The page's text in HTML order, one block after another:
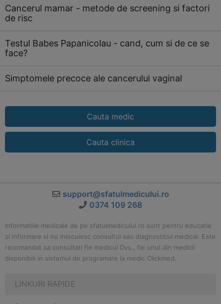
Cancerul mamar - metode de screening si factori
de risc
Testul Babes Papanicolau - cand, cum si de ce se
face?
Simptomele precoce ale cancerului vaginal
Cauta medic
Cauta clinica
support@sfatulmedicului.ro
0374 109 268
Informatiile medicale de pe sfatulmedicului.ro sunt pentru educatie
si informare si nu inlocuiesc consultul sau diagnosticul medical. Este
recomandat sa consultati fie medicul Dvs., fie unul din medicii
disponibili in sistemul de programare la medic Clickmed.
LINKURI RAPIDE